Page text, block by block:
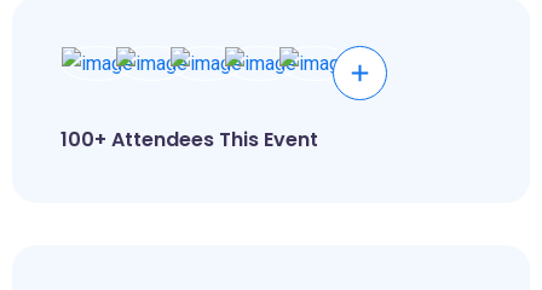
100+ Attendees This Event